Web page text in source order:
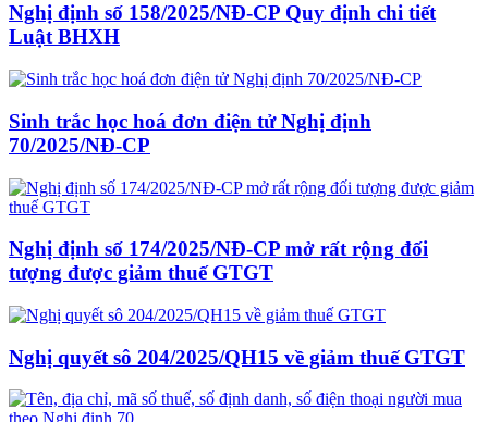
Nghị định số 158/2025/NĐ-CP Quy định chi tiết
Luật BHXH
Sinh trắc học hoá đơn điện tử Nghị định
70/2025/NĐ-CP
Nghị định số 174/2025/NĐ-CP mở rất rộng đối
tượng được giảm thuế GTGT
Nghị quyết sô 204/2025/QH15 về giảm thuế GTGT